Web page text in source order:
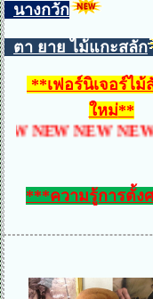
นางกวัก
ตา ยาย ไม้แกะสลัก
**เฟอร์นิเจอร์ไ
ใหม่**
NEW NEW
***ความรู้การตั้ง